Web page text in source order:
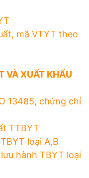
mã VTYT theo
VÀ XUẤT KHẨU
13485, chứng chỉ
TTBYT
loại A,B
hành TBYT loại